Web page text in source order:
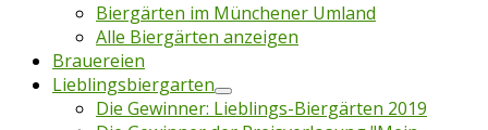
Biergärten im Münchener Umland
Alle Biergärten anzeigen
Brauereien
Lieblingsbiergarten
Die Gewinner: Lieblings-Biergärten 2019